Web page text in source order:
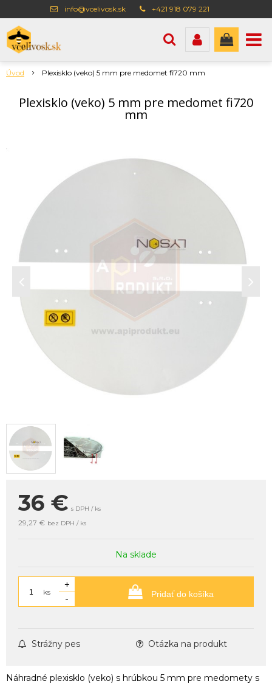
info@vcelivosk.sk +421 918 079 221
Úvod Plexisklo (veko) 5 mm pre medomet fi720 mm
Plexisklo (veko) 5 mm pre medomet fi720
mm
36 € s DPH / ks
29,27 € bez DPH / ks
Na sklade
ks
+
-
Pridať do košíka
Strážny pes Otázka na produkt
Náhradné plexisklo (veko) s hrúbkou 5 mm pre medomety s